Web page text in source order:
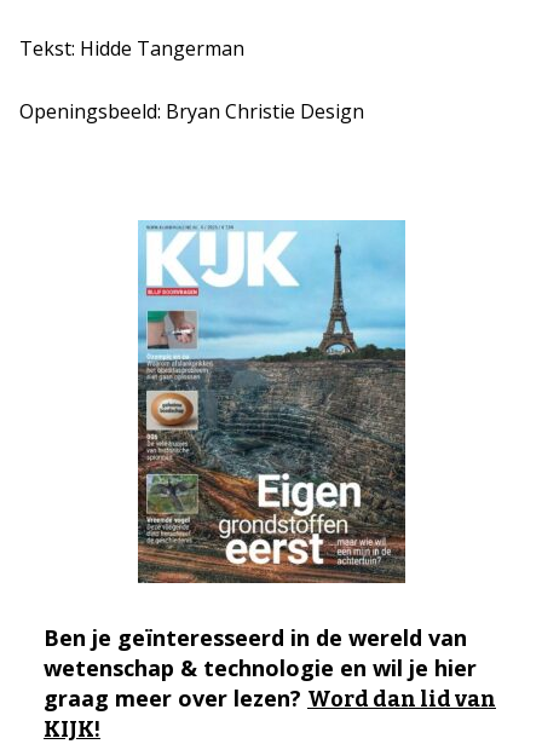
Tekst: Hidde Tangerman
Openingsbeeld: Bryan Christie Design
Ben je geïnteresseerd in de wereld van
wetenschap & technologie en wil je hier
graag meer over lezen? Word dan lid van
KIJK!